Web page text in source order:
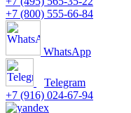
+7 (800) 555-66-84
WhatsApp
Telegram
+7 (916) 024-67-94